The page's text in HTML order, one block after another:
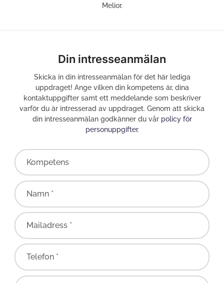
Melior.
Din intresseanmälan
Skicka in din intresseanmälan för det här lediga
uppdraget! Ange vilken din kompetens är, dina
kontaktuppgifter samt ett meddelande som beskriver
varför du är intresserad av uppdraget. Genom att skicka
din intresseanmälan godkänner du vår policy för
personuppgifter.
Kompetens
Namn *
Mailadress *
Telefon *